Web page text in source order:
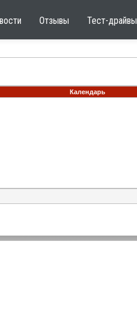
Отзывы Тест-драйвы
Календарь